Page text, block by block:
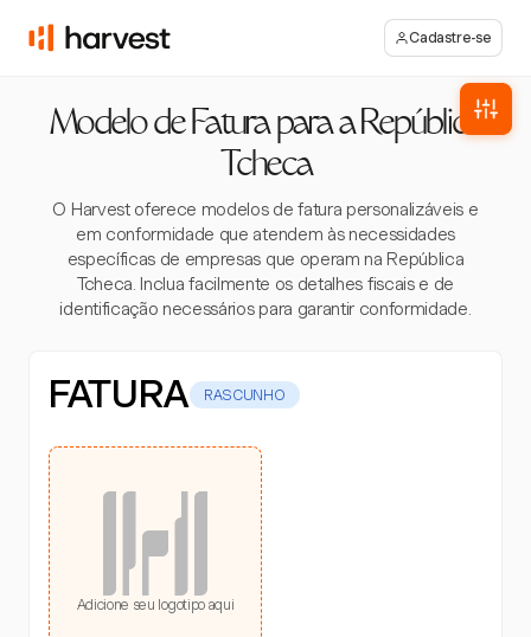
Cadastre-se
Modelo de Fatura para a República
Tcheca
O Harvest oferece modelos de fatura personalizáveis e
em conformidade que atendem às necessidades
específicas de empresas que operam na República
Tcheca. Inclua facilmente os detalhes fiscais e de
identificação necessários para garantir conformidade.
FATURA RASCUNHO
Adicione seu logotipo aqui